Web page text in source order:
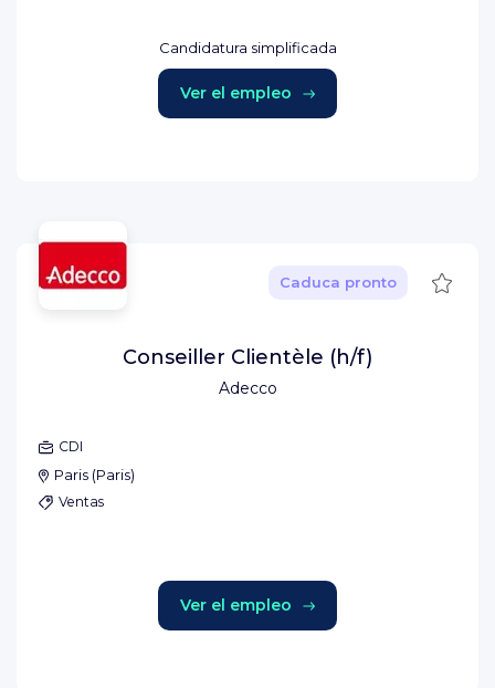
Candidatura simplificada
Ver el empleo
Adecco
Caduca pronto
Conseiller Clientèle (h/f)
CDI
Paris (Paris)
Ventas
Ver el empleo